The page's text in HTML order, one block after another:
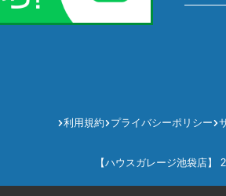
利用規約 プライバシーポリシー
【ハウスガレージ池袋店】